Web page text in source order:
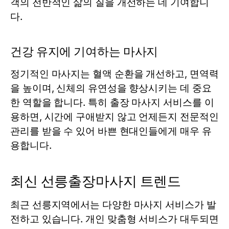
다.
건강 유지에 기여하는 마사지
정기적인 마사지는 혈액 순환을 개선하고, 면역력
을 높이며, 신체의 유연성을 향상시키는 데 중요
한 역할을 합니다. 특히 출장 마사지 서비스를 이
용하면, 시간에 구애받지 않고 언제든지 전문적인
관리를 받을 수 있어 바쁜 현대인들에게 매우 유
용합니다.
최신 선릉출장마사지 트렌드
최근 선릉지역에서는 다양한 마사지 서비스가 발
전하고 있습니다. 개인 맞춤형 서비스가 대두되면